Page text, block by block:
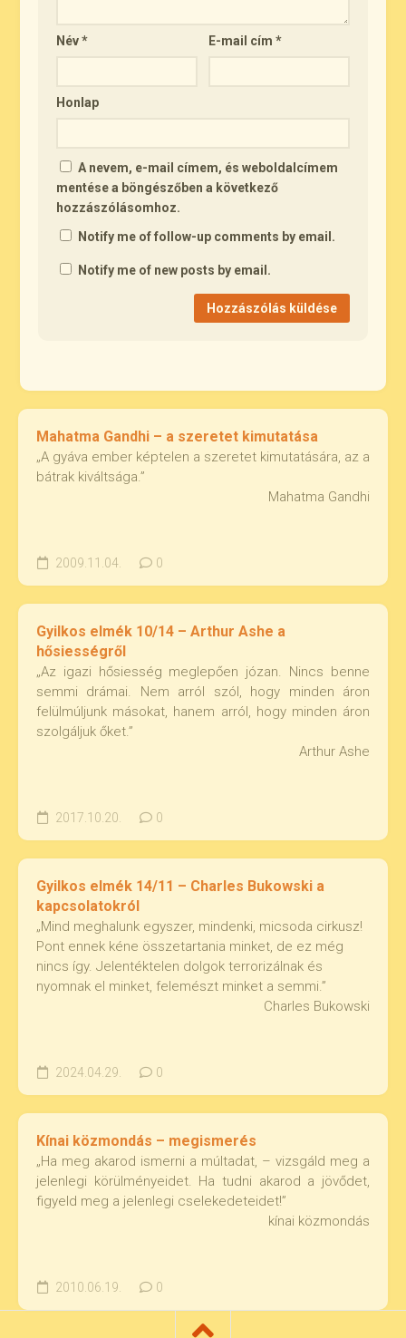
Név* E-mail cím*
Honlap
A nevem, e-mail címem, és weboldalcímem
mentése a böngészőben a következő
hozzászólásomhoz.
Notify me of follow-up comments by email.
Notify me of new posts by email.
Mahatma Gandhi – a szeretet kimutatása
„A gyáva ember képtelen a szeretet kimutatására, az a
bátrak kiváltsága.”
Mahatma Gandhi
2009.11.04. 0
Gyilkos elmék 10/14 – Arthur Ashe a
hősiességről
„Az igazi hősiesség meglepően józan. Nincs benne
semmi drámai. Nem arról szól, hogy minden áron
felülmúljunk másokat, hanem arról, hogy minden áron
szolgáljuk őket.”
Arthur Ashe
2017.10.20. 0
Gyilkos elmék 14/11 – Charles Bukowski a
kapcsolatokról
„Mind meghalunk egyszer, mindenki, micsoda cirkusz!
Pont ennek kéne összetartania minket, de ez még
nincs így. Jelentéktelen dolgok terrorizálnak és
nyomnak el minket, felemészt minket a semmi.”
Charles Bukowski
2024.04.29. 0
Kínai közmondás – megismerés
„Ha meg akarod ismerni a múltadat, – vizsgáld meg a
jelenlegi körülményeidet. Ha tudni akarod a jövődet,
figyeld meg a jelenlegi cselekedeteidet!”
kínai közmondás
2010.06.19. 0